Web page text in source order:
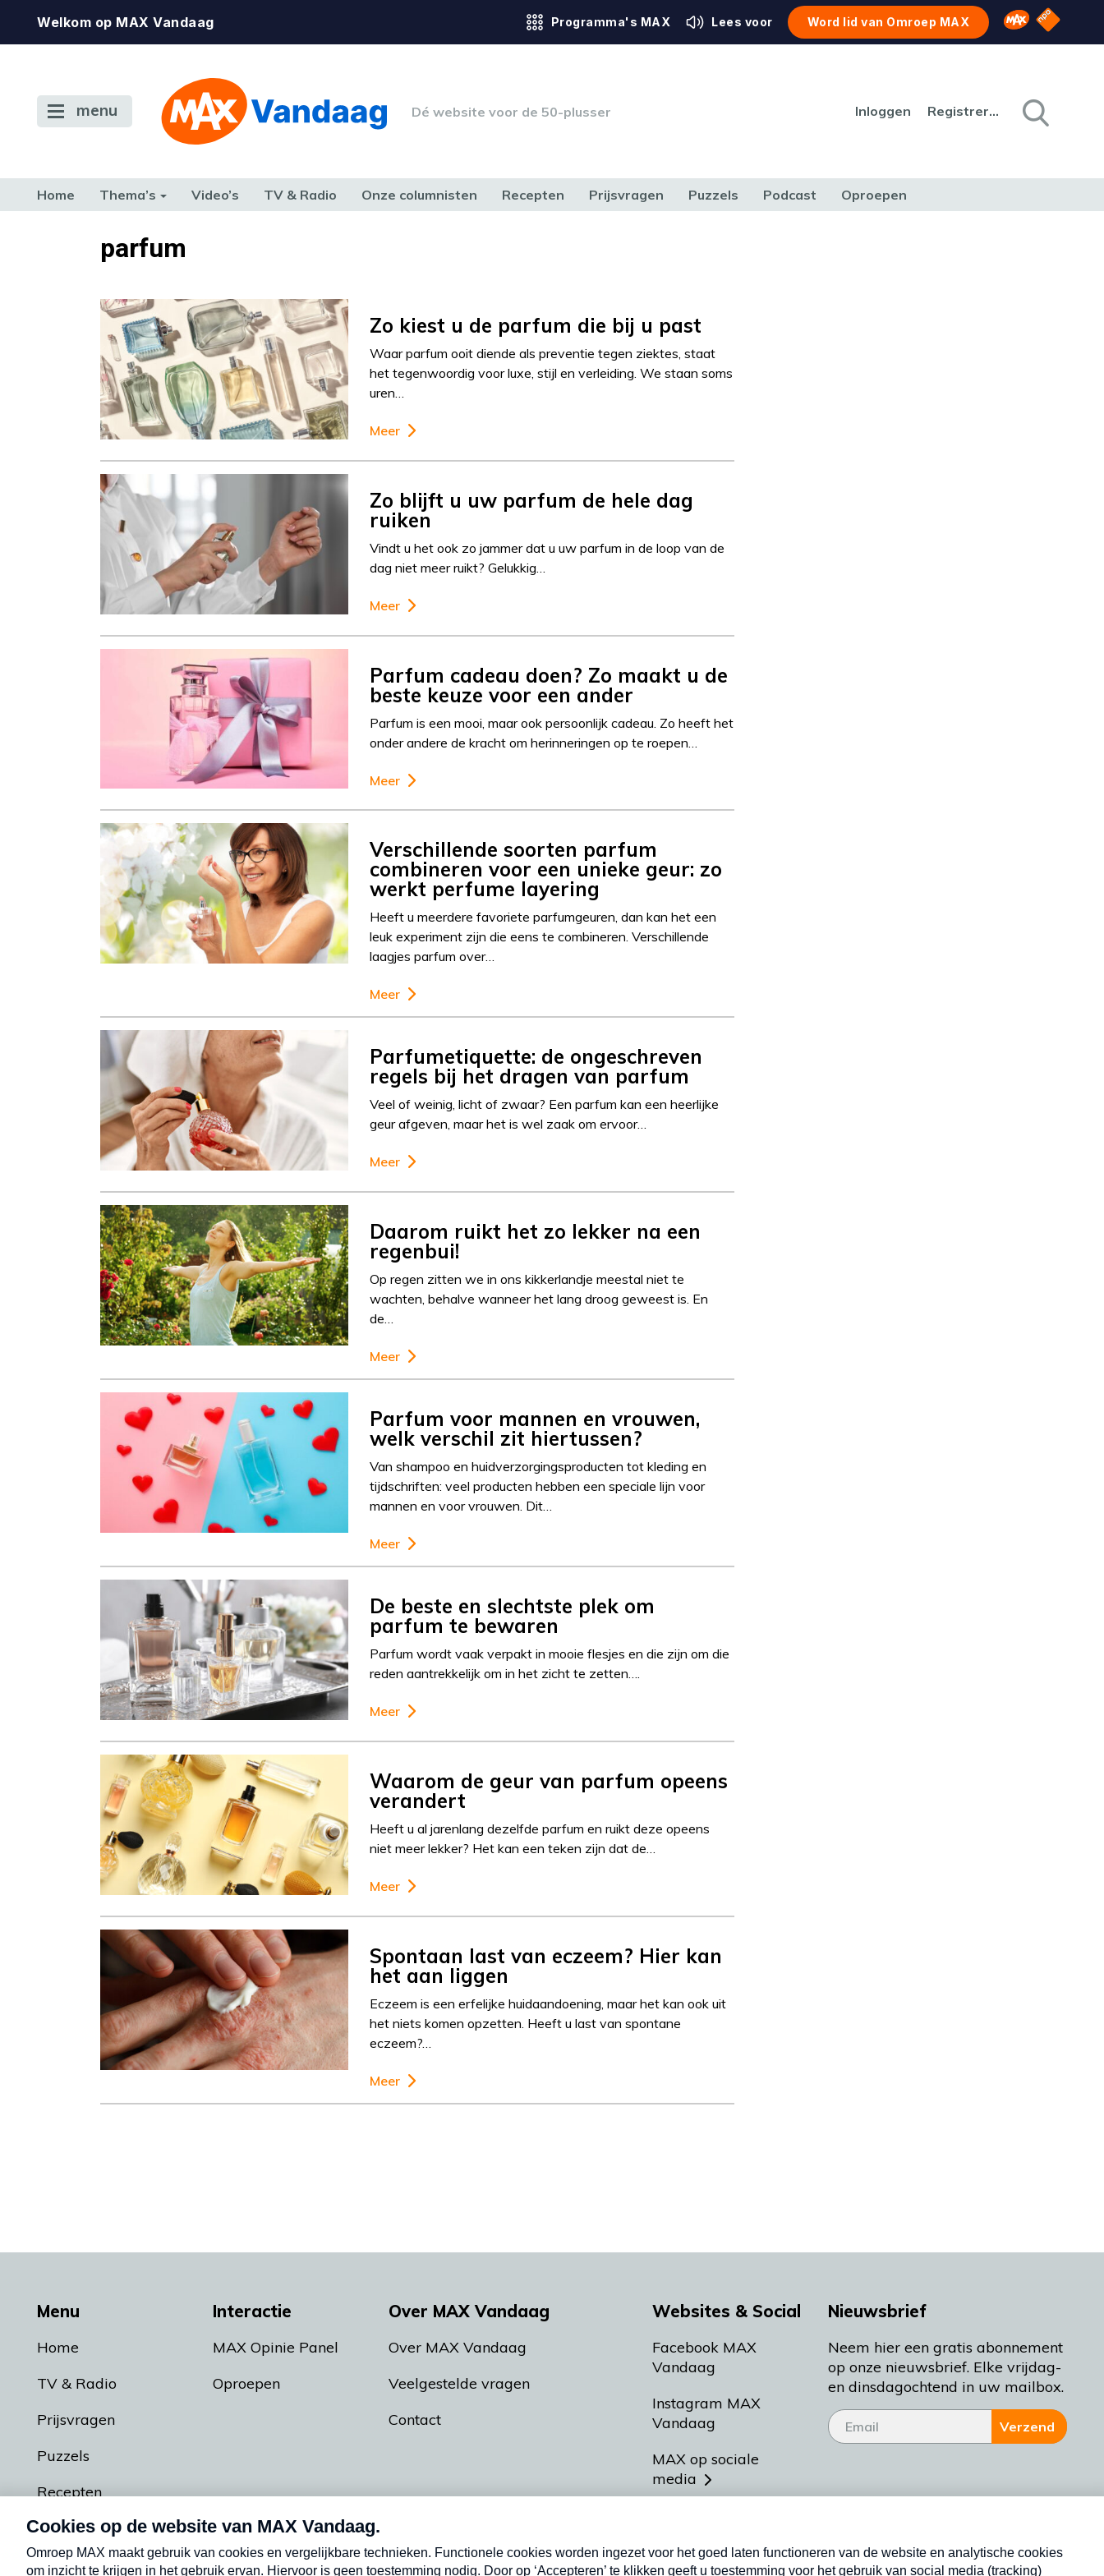
Welkom op MAX Vandaag Programma's MAX Lees voor Word lid van Omroep MAX Omroep MAX
NPO
menu Dé website voor de 50-plusser Inloggen Registreren
Home Thema’s Video’s TV & Radio Onze columnisten Recepten Prijsvragen Puzzels Podcast Oproepen
TERUG NAAR TOENparfum
Zo kiest u de parfum die bij u past
Waar parfum ooit diende als preventie tegen ziektes, staat
het tegenwoordig voor luxe, stijl en verleiding. We staan soms
uren…
Meer
Zo blijft u uw parfum de hele dag
ruiken
Vindt u het ook zo jammer dat u uw parfum in de loop van de
dag niet meer ruikt? Gelukkig…
Meer
Parfum cadeau doen? Zo maakt u de
beste keuze voor een ander
Parfum is een mooi, maar ook persoonlijk cadeau. Zo heeft het
onder andere de kracht om herinneringen op te roepen…
Meer
Verschillende soorten parfum
combineren voor een unieke geur: zo
werkt perfume layering
Heeft u meerdere favoriete parfumgeuren, dan kan het een
leuk experiment zijn die eens te combineren. Verschillende
laagjes parfum over…
Meer
Parfumetiquette: de ongeschreven
regels bij het dragen van parfum
Veel of weinig, licht of zwaar? Een parfum kan een heerlijke
geur afgeven, maar het is wel zaak om ervoor…
Meer
Daarom ruikt het zo lekker na een
regenbui!
Op regen zitten we in ons kikkerlandje meestal niet te
wachten, behalve wanneer het lang droog geweest is. En
de…
Meer
Parfum voor mannen en vrouwen,
welk verschil zit hiertussen?
Van shampoo en huidverzorgingsproducten tot kleding en
tijdschriften: veel producten hebben een speciale lijn voor
mannen en voor vrouwen. Dit…
Meer
De beste en slechtste plek om
parfum te bewaren
Parfum wordt vaak verpakt in mooie flesjes en die zijn om die
reden aantrekkelijk om in het zicht te zetten….
Meer
Waarom de geur van parfum opeens
verandert
Heeft u al jarenlang dezelfde parfum en ruikt deze opeens
niet meer lekker? Het kan een teken zijn dat de…
Meer
Spontaan last van eczeem? Hier kan
het aan liggen
Eczeem is een erfelijke huidaandoening, maar het kan ook uit
het niets komen opzetten. Heeft u last van spontane
eczeem?…
Meer
Menu
Home
TV & Radio
Prijsvragen
Puzzels
Recepten
Podcasts
Interactie
MAX Opinie Panel
Oproepen
Over MAX Vandaag
Over MAX Vandaag
Veelgestelde vragen
Contact
Websites & Social
Facebook MAX
Vandaag
Instagram MAX
Vandaag
MAX op sociale
media
Meldpunt Actueel
Nieuwsbrief
Neem hier een gratis abonnement
op onze nieuwsbrief. Elke vrijdag-
en dinsdagochtend in uw mailbox.
Verzend
Nieuwsbrief